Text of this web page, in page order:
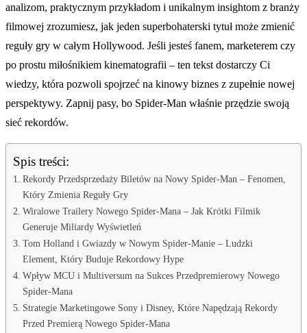
analizom, praktycznym przykładom i unikalnym insightom z branży
filmowej zrozumiesz, jak jeden superbohaterski tytuł może zmienić
reguły gry w całym Hollywood. Jeśli jesteś fanem, marketerem czy
po prostu miłośnikiem kinematografii – ten tekst dostarczy Ci
wiedzy, która pozwoli spojrzeć na kinowy biznes z zupełnie nowej
perspektywy. Zapnij pasy, bo Spider-Man właśnie przędzie swoją
sieć rekordów.
Spis treści:
Rekordy Przedsprzedaży Biletów na Nowy Spider-Man – Fenomen,
Który Zmienia Reguły Gry
Wiralowe Trailery Nowego Spider-Mana – Jak Krótki Filmik
Generuje Miliardy Wyświetleń
Tom Holland i Gwiazdy w Nowym Spider-Manie – Ludzki
Element, Który Buduje Rekordowy Hype
Wpływ MCU i Multiversum na Sukces Przedpremierowy Nowego
Spider-Mana
Strategie Marketingowe Sony i Disney, Które Napędzają Rekordy
Przed Premierą Nowego Spider-Mana